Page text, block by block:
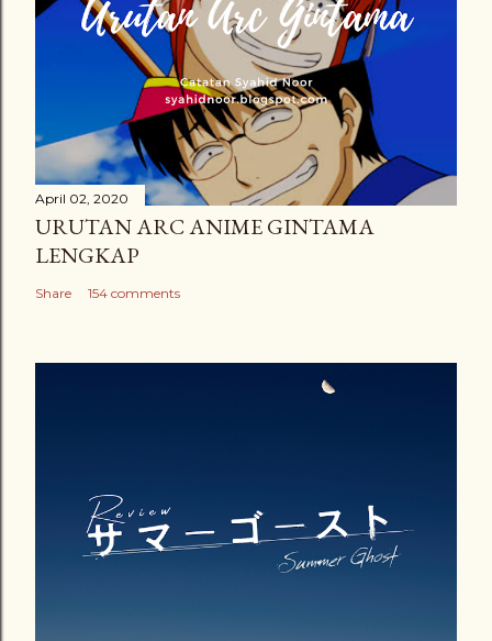
April 02, 2020
URUTAN ARC ANIME GINTAMA
LENGKAP
Share 154 comments